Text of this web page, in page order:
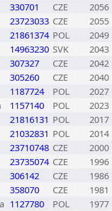
330701 CZE
2056
23723033 CZE
2055
21861374 POL
2049
14963230 SVK
2043
307327 CZE
2042
305260 CZE
2040
1187724 POL
2027
1157140 POL
2023
21816131 POL
2017
21032831 POL
2014
23710748 CZE
2000
23735074 CZE
1996
306142 CZE
1986
358070 CZE
1981
1127780 POL
1977